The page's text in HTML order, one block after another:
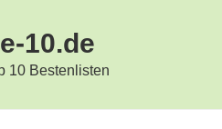
10.de
10 Bestenlisten